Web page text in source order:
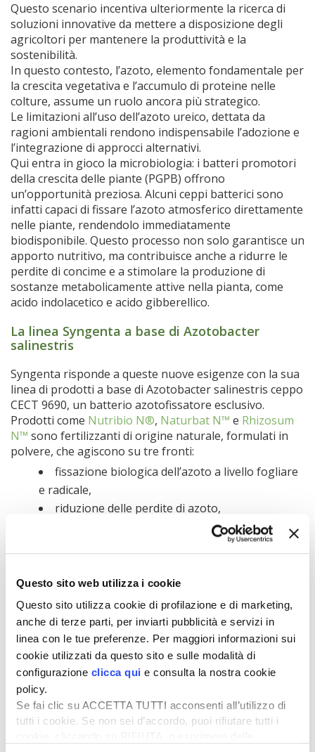
Questo sito web utilizza i cookie
Questo sito utilizza cookie di profilazione e di marketing,
anche di terze parti, per inviarti pubblicità e servizi in
linea con le tue preferenze. Per maggiori informazioni sui
cookie utilizzati da questo sito e sulle modalità di
configurazione clicca qui e consulta la nostra cookie
policy.
Se fai clic su ACCETTA TUTTI acconsenti all’utilizzo di
tutti i cookie. Se non sei d’accordo, puoi rifiutare tutti i
Questo scenario incentiva ulteriormente la ricerca di
soluzioni innovative da mettere a disposizione degli
agricoltori per mantenere la produttività e la
sostenibilità.
In questo contesto, l’azoto, elemento fondamentale per
la crescita vegetativa e l’accumulo di proteine nelle
colture, assume un ruolo ancora più strategico.
Le limitazioni all’uso dell’azoto ureico, dettata da
ragioni ambientali rendono indispensabile l’adozione e
l’integrazione di approcci alternativi.
Qui entra in gioco la microbiologia: i batteri promotori
della crescita delle piante (PGPB) offrono
un’opportunità preziosa. Alcuni ceppi batterici sono
infatti capaci di fissare l’azoto atmosferico direttamente
nelle piante, rendendolo immediatamente
biodisponibile. Questo processo non solo garantisce un
apporto nutritivo, ma contribuisce anche a ridurre le
perdite di concime e a stimolare la produzione di
sostanze metabolicamente attive nella pianta, come
acido indolacetico e acido gibberellico.
La linea Syngenta a base di Azotobacter
salinestris
Syngenta risponde a queste nuove esigenze con la sua
linea di prodotti a base di Azotobacter salinestris ceppo
CECT 9690, un batterio azotofissatore esclusivo.
Prodotti come Nutribio N®, Naturbat N™ e Rhizosum
N™ sono fertilizzanti di origine naturale, formulati in
polvere, che agiscono su tre fronti:
fissazione biologica dell’azoto a livello fogliare
e radicale,
riduzione delle perdite di azoto,
induzione alla produzione di sostanze
metabolicamente attive nella pianta.
vivere all’interno dei tessuti vegetali e di resistere a
e pH non ottimali, rimanendo attivo fino a 60 giorni.
Come si utilizzano i formulati
L’applicazione è semplice ed efficiente: 50 grammi per
ettaro, diluiti in 200-300 litri d’acqua, possono essere
integrati con i diserbi di post-emergenza per cereali
(tra inizio accestimento e inizio levata) e mais (tra 3 e 6
foglie), evitando passaggi aggiuntivi in campo.
Questi formulati, compatibili con la maggior parte degli